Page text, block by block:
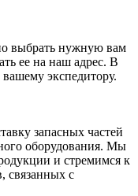
выбрать нужную вам
ее на наш адрес. В
экспедитору.
запасных частей
оборудования. Мы
и стремимся к
связанных с